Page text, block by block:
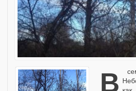
Всем привет!!!